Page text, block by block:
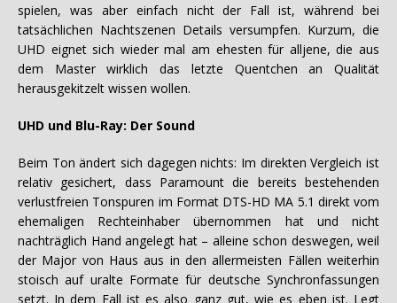
spielen, was aber einfach nicht der Fall ist, während bei
tatsächlichen Nachtszenen Details versumpfen. Kurzum, die
UHD eignet sich wieder mal am ehesten für alljene, die aus
dem Master wirklich das letzte Quentchen an Qualität
herausgekitzelt wissen wollen.
UHD und Blu-Ray: Der Sound
Beim Ton ändert sich dagegen nichts: Im direkten Vergleich ist
relativ gesichert, dass Paramount die bereits bestehenden
verlustfreien Tonspuren im Format DTS-HD MA 5.1 direkt vom
ehemaligen Rechteinhaber übernommen hat und nicht
nachträglich Hand angelegt hat – alleine schon deswegen, weil
der Major von Haus aus in den allermeisten Fällen weiterhin
stoisch auf uralte Formate für deutsche Synchronfassungen
setzt. In dem Fall ist es also ganz gut, wie es eben ist. Legt